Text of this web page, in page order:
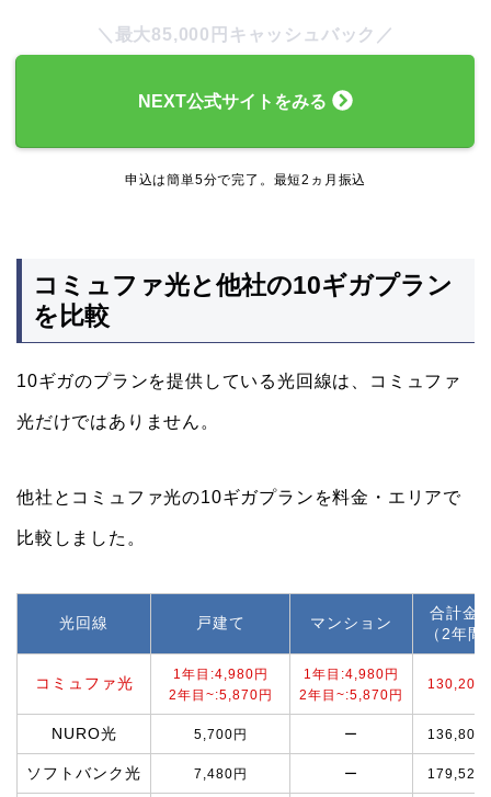
＼最大85,000円キャッシュバック／
NEXT公式サイトをみる
申込は簡単5分で完了。最短2ヵ月振込
コミュファ光と他社の10ギガプラン
を比較
10ギガのプランを提供している光回線は、コミュファ
光だけではありません。
他社とコミュファ光の10ギガプランを料金・エリアで
比較しました。
光回線 戸建て マンション
合計金
（2年間
コミュファ光
1年目:4,980円
2年目~:5,870円
1年目:4,980円
2年目~:5,870円
130,200
NURO光 5,700円 ー 136,800
ソフトバンク光 7,480円 ー 179,520